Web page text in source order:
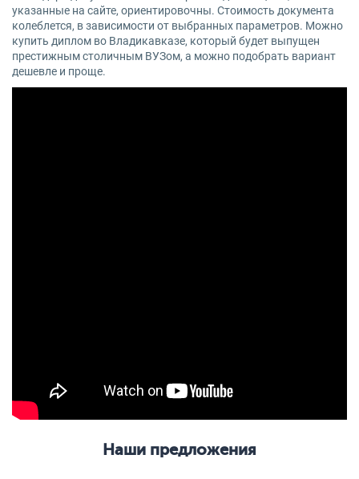
указанные на сайте, ориентировочны. Стоимость документа
колеблется, в зависимости от выбранных параметров. Можно
купить диплом во Владикавказе, который будет выпущен
престижным столичным ВУЗом, а можно подобрать вариант
дешевле и проще.
Наши предложения